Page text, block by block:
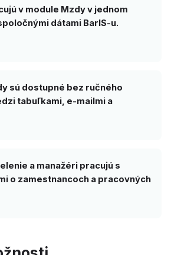
v module Mzdy v jednom
dátami BarIS-u.
sú dostupné bez ručného
tabuľkami, e-mailmi a
a manažéri pracujú s
o zamestnancoch a pracovných